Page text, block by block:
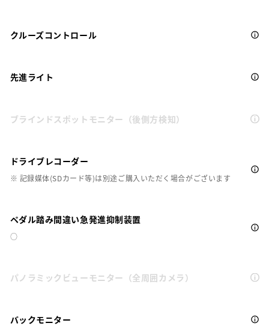
クルーズコントロール
先進ライト
ブラインドスポットモニター（後側方検知）
ドライブレコーダー
※ 記録媒体(SDカード等)は別途ご購入いただく場合がございます
ペダル踏み間違い急発進抑制装置
○
パノラミックビューモニター（全周囲カメラ）
バックモニター